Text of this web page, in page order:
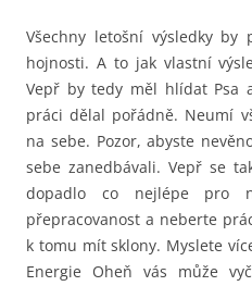
Všechny letošní výsledky by
hojnosti. A to jak vlastní
Vepř by tedy měl hlídat Psa
práci dělal pořádně. Neumí
na sebe. Pozor, abyste
sebe zanedbávali. Vepř se
dopadlo co nejlépe pro
přepracovanost a neberte
k tomu mít sklony. Myslete
Energie Oheň vás může